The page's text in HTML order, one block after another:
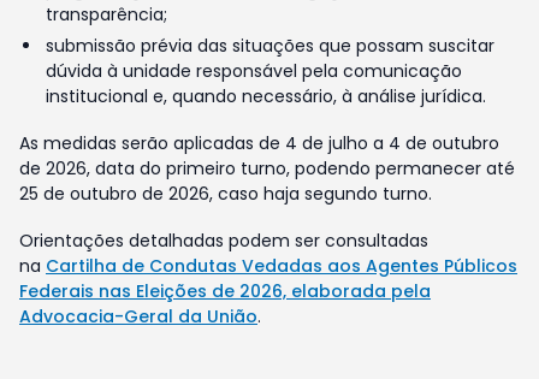
transparência;
submissão prévia das situações que possam suscitar
dúvida à unidade responsável pela comunicação
institucional e, quando necessário, à análise jurídica.
As medidas serão aplicadas de 4 de julho a 4 de outubro
de 2026, data do primeiro turno, podendo permanecer até
25 de outubro de 2026, caso haja segundo turno.
Orientações detalhadas podem ser consultadas
na Cartilha de Condutas Vedadas aos Agentes Públicos
Federais nas Eleições de 2026, elaborada pela
Advocacia-Geral da União.